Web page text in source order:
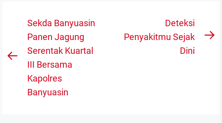
Navigasi
pos
Previous
Sekda Banyuasin
Panen Jagung
Serentak Kuartal
III Bersama
Kapolres
Banyuasin
Deteksi
Penyakitmu Sejak
Dini